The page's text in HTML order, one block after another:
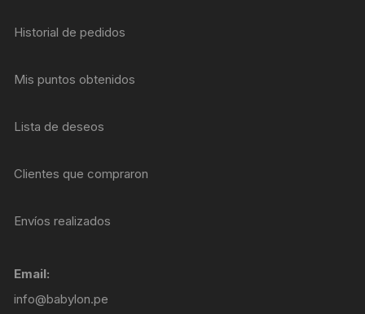
Historial de pedidos
Mis puntos obtenidos
Lista de deseos
Clientes que compraron
Envíos realizados
Email:
info@babylon.pe